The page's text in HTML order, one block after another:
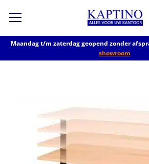
Maandag t/m zaterdag geopend zonder
showroom